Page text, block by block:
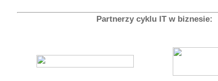
Partnerzy cyklu IT w biznesie: